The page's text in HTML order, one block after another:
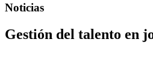
Noticias
Gestión del talento en